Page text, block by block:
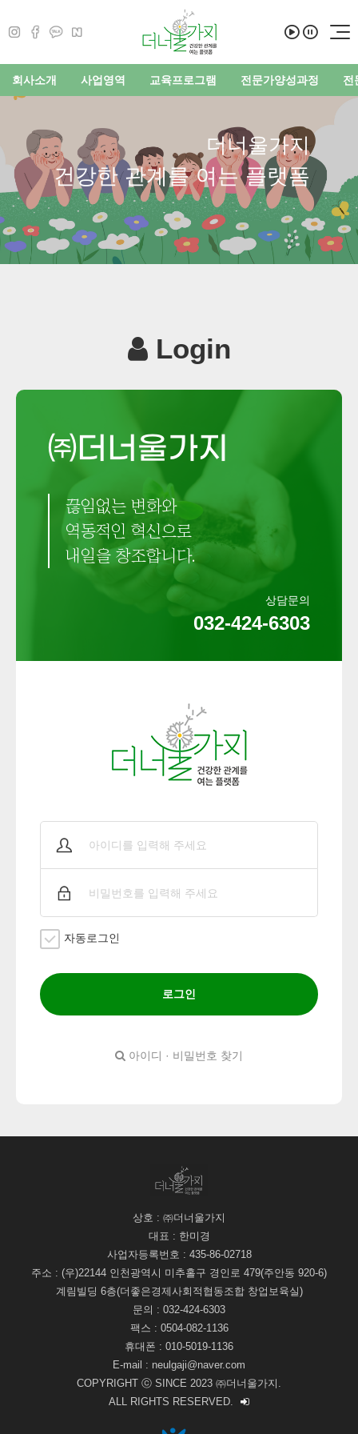
회사소개 사업영역 교육프로그램 전문가양성과정 전
더너울가지
건강한 관계를 여는 플랫폼
Login
㈜더너울가지
끊임없는 변화와
역동적인 혁신으로
내일을 창조합니다.
상담문의
032-424-6303
자동로그인
로그인
아이디 · 비밀번호 찾기
상호 : ㈜더너울가지
대표 : 한미경
사업자등록번호 : 435-86-02718
주소 : (우)22144 인천광역시 미추홀구 경인로 479(주안동 920-6)
계림빌딩 6층(더좋은경제사회적협동조합 창업보육실)
문의 : 032-424-6303
팩스 : 0504-082-1136
휴대폰 : 010-5019-1136
E-mail : neulgaji@naver.com
COPYRIGHT ⓒ SINCE 2023 ㈜더너울가지.
ALL RIGHTS RESERVED.